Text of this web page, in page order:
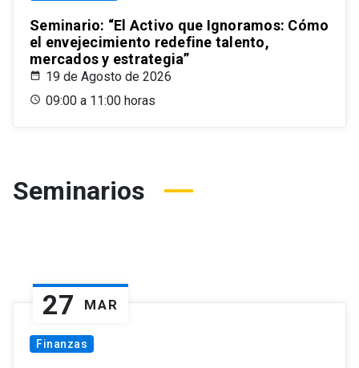
Seminario: “El Activo que Ignoramos: Cómo
el envejecimiento redefine talento,
mercados y estrategia”
19 de Agosto de 2026
09:00 a 11:00 horas
Seminarios
27 MAR
Finanzas